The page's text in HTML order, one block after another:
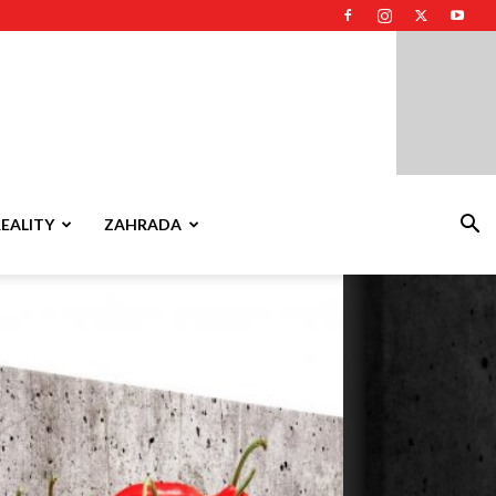
ZAHRADA